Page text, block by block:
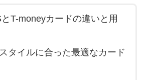
T-moneyカードの違いと用
タイルに合った最適なカード